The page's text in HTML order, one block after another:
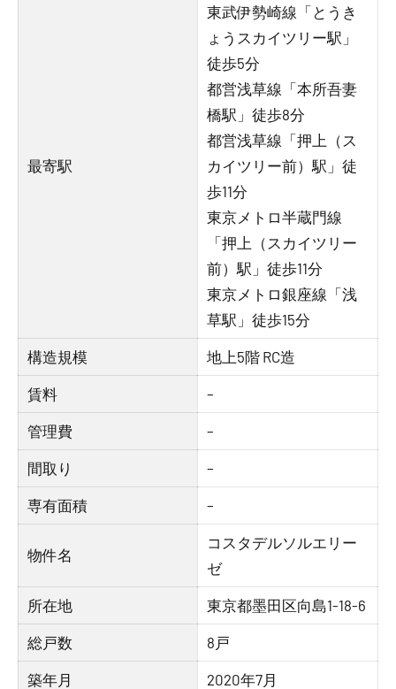
最寄駅
東武伊勢崎線「とうき
ょうスカイツリー駅」
徒歩5分
都営浅草線「本所吾妻
橋駅」徒歩8分
都営浅草線「押上（ス
カイツリー前）駅」徒
歩11分
東京メトロ半蔵門線
「押上（スカイツリー
前）駅」徒歩11分
東京メトロ銀座線「浅
草駅」徒歩15分
構造規模 地上5階 RC造
賃料 –
管理費 –
間取り –
専有面積 –
物件名
コスタデルソルエリー
ゼ
所在地 東京都墨田区向島1-18-6
総戸数 8戸
築年月 2020年7月